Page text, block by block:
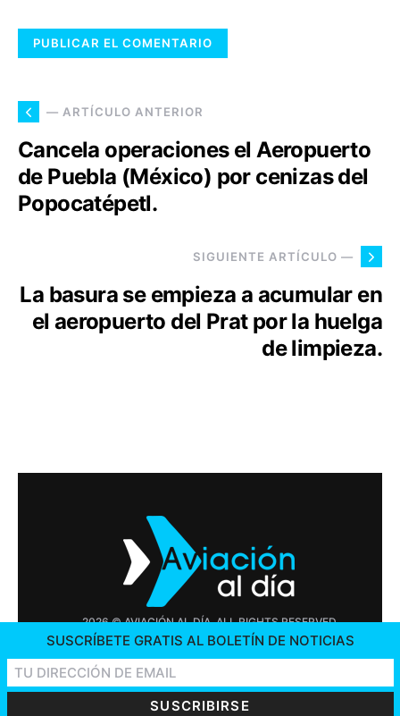
— ARTÍCULO ANTERIOR
Cancela operaciones el Aeropuerto
de Puebla (México) por cenizas del
Popocatépetl.
SIGUIENTE ARTÍCULO —
La basura se empieza a acumular en
el aeropuerto del Prat por la huelga
de limpieza.
2026 © AVIACIÓN AL DÍA. ALL RIGHTS RESERVED
OFERTAS DE TRABAJO
SUSCRÍBETE GRATIS AL BOLETÍN DE NOTICIAS